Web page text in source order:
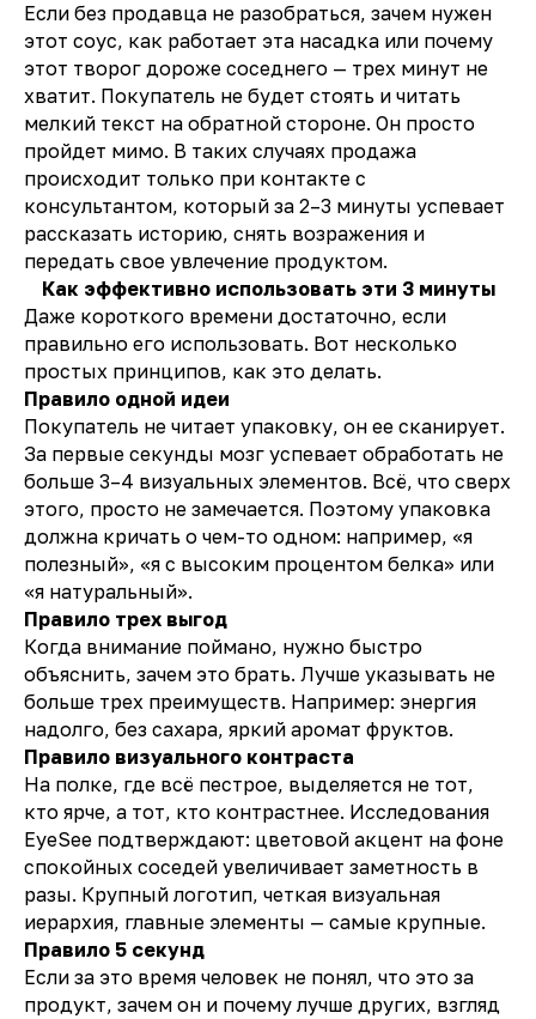
Если без продавца не разобраться, зачем нужен
этот соус, как работает эта насадка или почему
этот творог дороже соседнего — трех минут не
хватит. Покупатель не будет стоять и читать
мелкий текст на обратной стороне. Он просто
пройдет мимо. В таких случаях продажа
происходит только при контакте с
консультантом, который за 2–3 минуты успевает
рассказать историю, снять возражения и
передать свое увлечение продуктом.
Как эффективно использовать эти 3 минуты
Даже короткого времени достаточно, если
правильно его использовать. Вот несколько
простых принципов, как это делать.
Правило одной идеи
Покупатель не читает упаковку, он ее сканирует.
За первые секунды мозг успевает обработать не
больше 3–4 визуальных элементов. Всё, что сверх
этого, просто не замечается. Поэтому упаковка
должна кричать о чем-то одном: например, «я
полезный», «я с высоким процентом белка» или
«я натуральный».
Правило трех выгод
Когда внимание поймано, нужно быстро
объяснить, зачем это брать. Лучше указывать не
больше трех преимуществ. Например: энергия
надолго, без сахара, яркий аромат фруктов.
Правило визуального контраста
На полке, где всё пестрое, выделяется не тот,
кто ярче, а тот, кто контрастнее. Исследования
EyeSee подтверждают: цветовой акцент на фоне
спокойных соседей увеличивает заметность в
разы. Крупный логотип, четкая визуальная
иерархия, главные элементы — самые крупные.
Правило 5 секунд
Если за это время человек не понял, что это за
продукт, зачем он и почему лучше других, взгляд